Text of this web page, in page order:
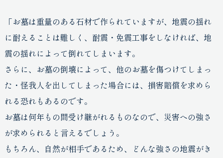
「お墓は重量のある石材で作られていますが、地震の揺れ
に耐えることは難しく、耐震・免震工事をしなければ、地
震の揺れによって倒れてしまいます。
さらに、お墓の倒壊によって、他のお墓を傷つけてしまっ
た・怪我人を出してしまった場合には、損害賠償を求めら
れる恐れもあるのです。
お墓は何年もの間受け継がれるものなので、災害への強さ
が求められると言えるでしょう。
もちろん、自然が相手であるため、どんな強さの地震がき